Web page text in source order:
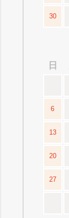
30
日
6
13
20
27